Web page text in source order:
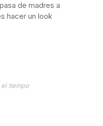
de madres a
hacer un look
tiempo